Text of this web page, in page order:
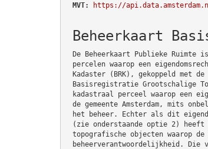
MVT:
https://
Beheerkaart
De Beheerkaart Publieke
percelen waarop een
Kadaster (BRK), gekoppeld met
Basisregistratie Grootschalige
kadastraal perceel waarop een
de gemeente Amsterdam, mits
het beheer. Echter als dit
(zie onderstaande optie 2)
topografische objecten waarop
beheerverantwoordelijkheid.